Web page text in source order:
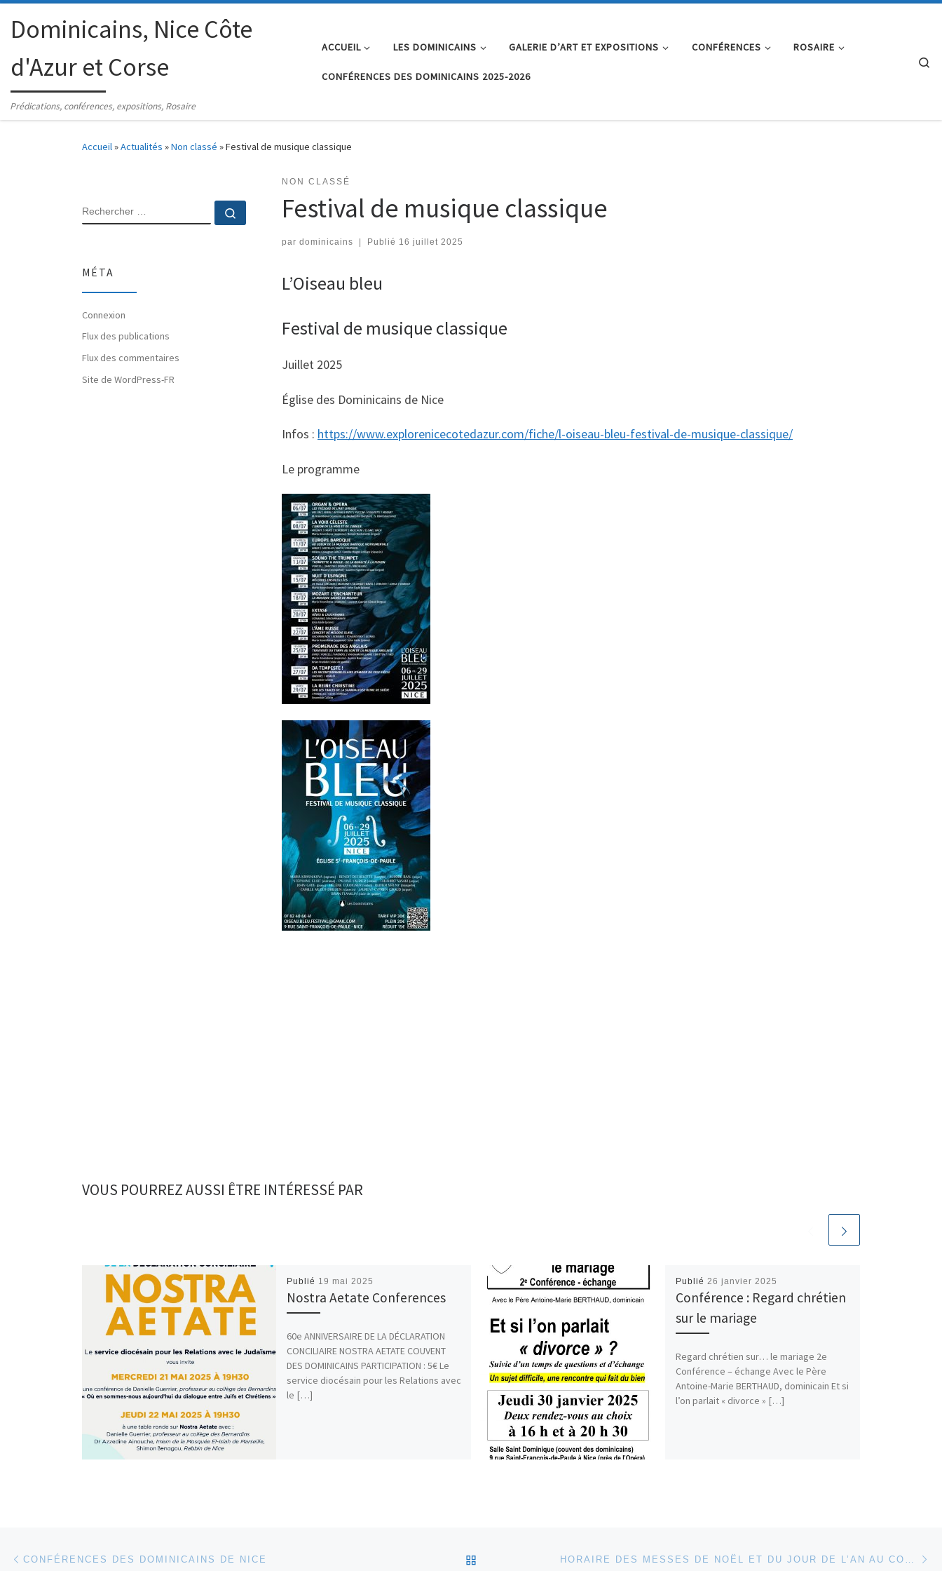
Passer au contenu
Dominicains, Nice Côte
d'Azur et Corse
Prédications, conférences, expositions, Rosaire
ACCUEIL LES DOMINICAINS GALERIE D’ART ET EXPOSITIONS CONFÉRENCES ROSAIRE
CONFÉRENCES DES DOMINICAINS 2025-2026
Accueil»Actualités »Non classé »Festival de musique classique
NON CLASSÉ
Festival de musique classique
par dominicains Publié 16 juillet 2025
L’Oiseau bleu
Festival de musique classique
Juillet 2025
Église des Dominicains de Nice
Infos : https://www.explorenicecotedazur.com/fiche/l-oiseau-bleu-festival-de-musique-classique/
Le programme
VOUS POURREZ AUSSI ÊTRE INTÉRESSÉ PAR
Publié 19 mai 2025
Nostra Aetate Conferences
60e ANNIVERSAIRE DE LA DÉCLARATION
CONCILIAIRE NOSTRA AETATE COUVENT
DES DOMINICAINS PARTICIPATION : 5€ Le
service diocésain pour les Relations avec
le […]
Publié 26 janvier 2025
Conférence : Regard chrétien
sur le mariage
Regard chrétien sur… le mariage 2e
Conférence – échange Avec le Père
Antoine-Marie BERTHAUD, dominicain Et si
l’on parlait « divorce » […]
RECHERCHER Rechercher …
MÉTA
Connexion
Flux des publications
Flux des commentaires
Site de WordPress-FR
Parcourir les articles
CONFÉRENCES DES DOMINICAINS DE NICE RETOUR À LA LISTE DES ARTICLES